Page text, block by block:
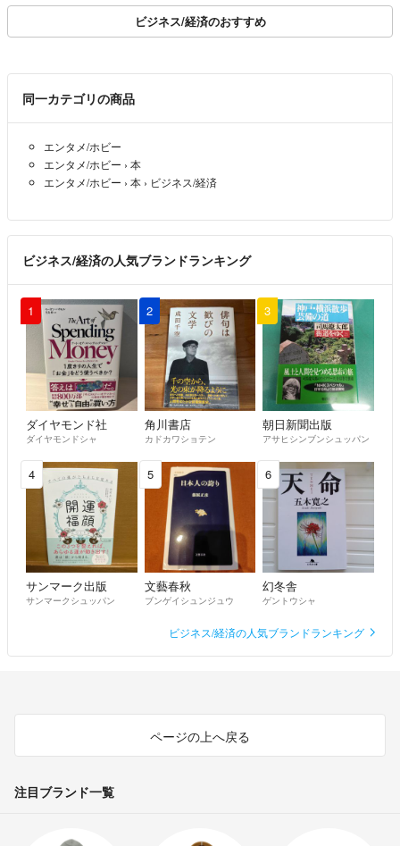
ビジネス/経済のおすすめ
同一カテゴリの商品
エンタメ/ホビー
エンタメ/ホビー › 本
エンタメ/ホビー › 本 › ビジネス/経済
ビジネス/経済の人気ブランドランキング
1
ダイヤモンド社
ダイヤモンドシャ
2
角川書店
カドカワショテン
3
朝日新聞出版
アサヒシンブンシュッパン
4
サンマーク出版
サンマークシュッパン
5
文藝春秋
ブンゲイシュンジュウ
6
幻冬舎
ゲントウシャ
ビジネス/経済の人気ブランドランキング
ページの上へ戻る
注目ブランド一覧